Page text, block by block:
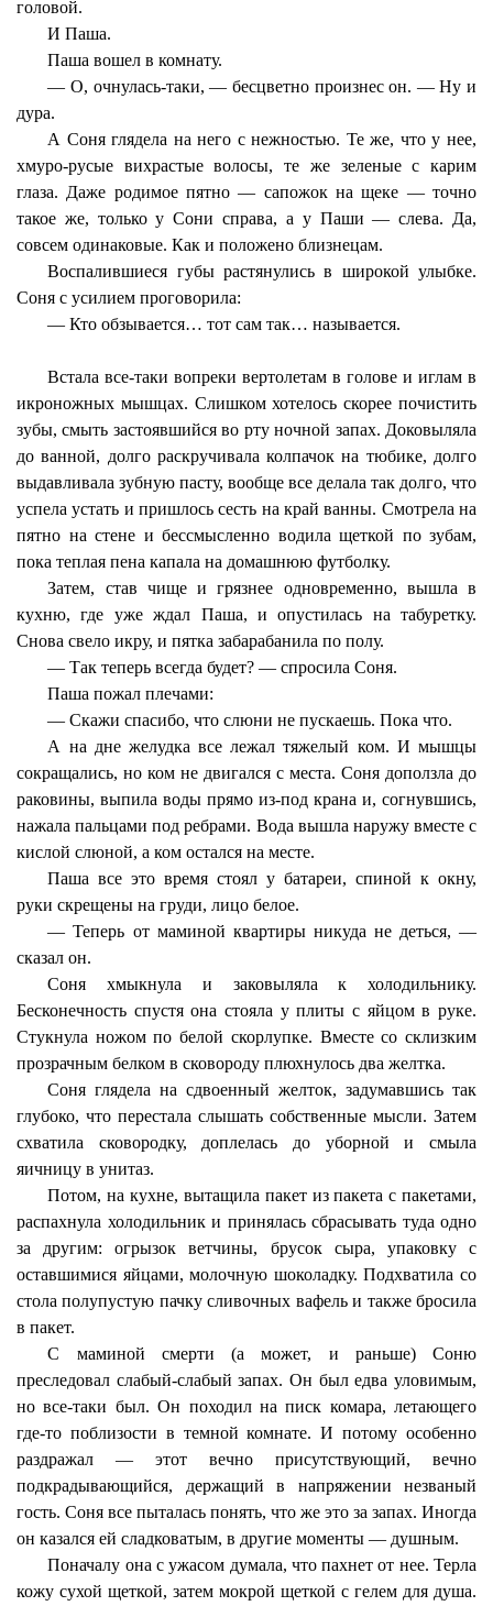
головой.
И Паша.
Паша вошел в комнату.
— О, очнулась-таки, — бесцветно произнес он. — Ну и
дура.
А Соня глядела на него с нежностью. Те же, что у нее,
хмуро-русые вихрастые волосы, те же зеленые с карим
глаза. Даже родимое пятно — сапожок на щеке — точно
такое же, только у Сони справа, а у Паши — слева. Да,
совсем одинаковые. Как и положено близнецам.
Воспалившиеся губы растянулись в широкой улыбке.
Соня с усилием проговорила:
— Кто обзывается… тот сам так… называется.
Встала все-таки вопреки вертолетам в голове и иглам в
икроножных мышцах. Слишком хотелось скорее почистить
зубы, смыть застоявшийся во рту ночной запах. Доковыляла
до ванной, долго раскручивала колпачок на тюбике, долго
выдавливала зубную пасту, вообще все делала так долго, что
успела устать и пришлось сесть на край ванны. Смотрела на
пятно на стене и бессмысленно водила щеткой по зубам,
пока теплая пена капала на домашнюю футболку.
Затем, став чище и грязнее одновременно, вышла в
кухню, где уже ждал Паша, и опустилась на табуретку.
Снова свело икру, и пятка забарабанила по полу.
— Так теперь всегда будет? — спросила Соня.
Паша пожал плечами:
— Скажи спасибо, что слюни не пускаешь. Пока что.
А на дне желудка все лежал тяжелый ком. И мышцы
сокращались, но ком не двигался с места. Соня доползла до
раковины, выпила воды прямо из-под крана и, согнувшись,
нажала пальцами под ребрами. Вода вышла наружу вместе с
кислой слюной, а ком остался на месте.
Паша все это время стоял у батареи, спиной к окну,
руки скрещены на груди, лицо белое.
— Теперь от маминой квартиры никуда не деться, —
сказал он.
Соня хмыкнула и заковыляла к холодильнику.
Бесконечность спустя она стояла у плиты с яйцом в руке.
Стукнула ножом по белой скорлупке. Вместе со склизким
прозрачным белком в сковороду плюхнулось два желтка.
Соня глядела на сдвоенный желток, задумавшись так
глубоко, что перестала слышать собственные мысли. Затем
схватила сковородку, доплелась до уборной и смыла
яичницу в унитаз.
Потом, на кухне, вытащила пакет из пакета с пакетами,
распахнула холодильник и принялась сбрасывать туда одно
за другим: огрызок ветчины, брусок сыра, упаковку с
оставшимися яйцами, молочную шоколадку. Подхватила со
стола полупустую пачку сливочных вафель и также бросила
в пакет.
С маминой смерти (а может, и раньше) Соню
преследовал слабый-слабый запах. Он был едва уловимым,
но все-таки был. Он походил на писк комара, летающего
где-то поблизости в темной комнате. И потому особенно
раздражал — этот вечно присутствующий, вечно
подкрадывающийся, держащий в напряжении незваный
гость. Соня все пыталась понять, что же это за запах. Иногда
он казался ей сладковатым, в другие моменты — душным.
Поначалу она с ужасом думала, что пахнет от нее. Терла
кожу сухой щеткой, затем мокрой щеткой с гелем для душа.